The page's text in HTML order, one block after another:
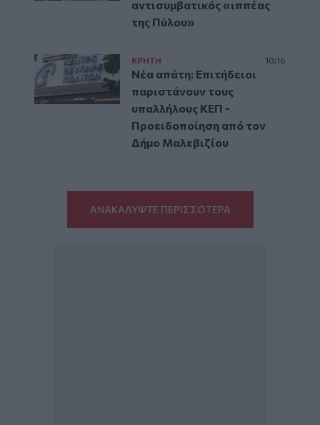
αντισυμβατικός «ιππέας
της Πύλου»
ΚΡΗΤΗ 10:16
Νέα απάτη: Επιτήδειοι
παριστάνουν τους
υπαλλήλους ΚΕΠ -
Προειδοποίηση από τον
Δήμο Μαλεβιζίου
ΑΝΑΚΑΛΥΨΤΕ ΠΕΡΙΣΣΟΤΕΡΑ